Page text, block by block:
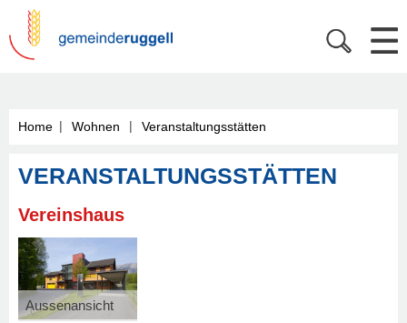
Home | Wohnen | Veranstaltungsstätten
VERANSTALTUNGSSTÄTTEN
Vereinshaus
Aussenansicht